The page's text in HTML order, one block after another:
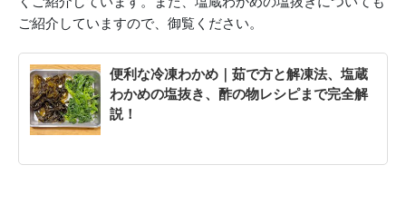
ご紹介していますので、御覧ください。
便利な冷凍わかめ｜茹で方と解凍法、塩蔵
わかめの塩抜き、酢の物レシピまで完全解
説！